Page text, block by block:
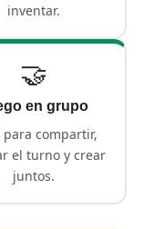
inventar.
🤝
en grupo
compartir,
el turno y crear
juntos.